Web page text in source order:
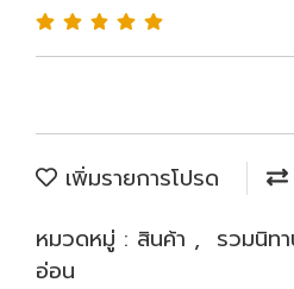
เพิ่มรายการโปรด
หมวดหมู่ : สินค้า , รวมนิท
อ่อน